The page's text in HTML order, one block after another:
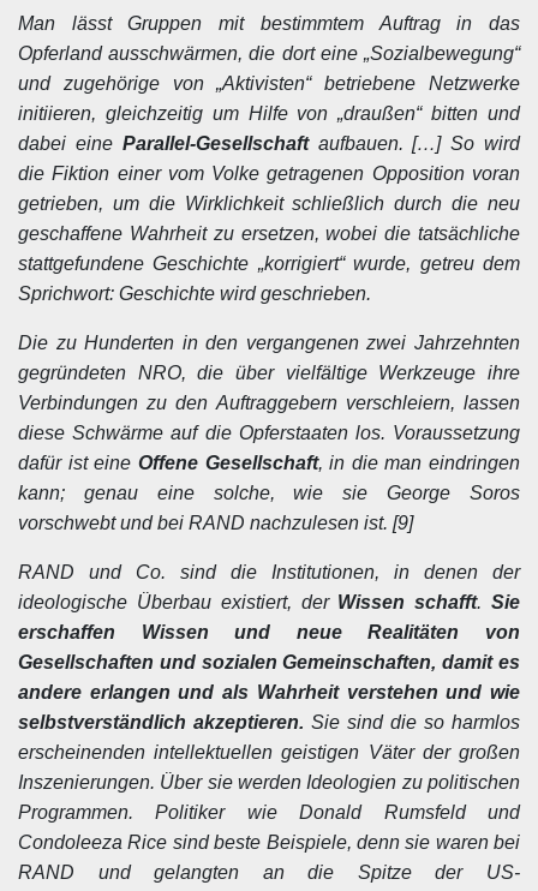
Man lässt Gruppen mit bestimmtem Auftrag in das
Opferland ausschwärmen, die dort eine „Sozialbewegung“
und zugehörige von „Aktivisten“ betriebene Netzwerke
initiieren, gleichzeitig um Hilfe von „draußen“ bitten und
dabei eine Parallel-Gesellschaftaufbauen. […] So wird
die Fiktion einer vom Volke getragenen Opposition voran
getrieben, um die Wirklichkeit schließlich durch die neu
geschaffene Wahrheit zu ersetzen, wobei die tatsächliche
stattgefundene Geschichte „korrigiert“ wurde, getreu dem
Sprichwort: Geschichte wird geschrieben.
Die zu Hunderten in den vergangenen zwei Jahrzehnten
gegründeten NRO, die über vielfältige Werkzeuge ihre
Verbindungen zu den Auftraggebern verschleiern, lassen
diese Schwärme auf die Opferstaaten los. Voraussetzung
dafür ist eine Offene Gesellschaft, in die man eindringen
kann; genau eine solche, wie sie George Soros
vorschwebt und bei RAND nachzulesen ist. [9]
RAND und Co. sind die Institutionen, in denen der
ideologische Überbau existiert, der Wissen schafft.Sie
erschaffen Wissen und neue Realitäten von
Gesellschaften und sozialen Gemeinschaften, damit es
andere erlangen und als Wahrheit verstehen und wie
selbstverständlich akzeptieren. Sie sind die so harmlos
erscheinenden intellektuellen geistigen Väter der großen
Inszenierungen. Über sie werden Ideologien zu politischen
Programmen. Politiker wie Donald Rumsfeld und
Condoleeza Rice sind beste Beispiele, denn sie waren bei
RAND und gelangten an die Spitze der US-